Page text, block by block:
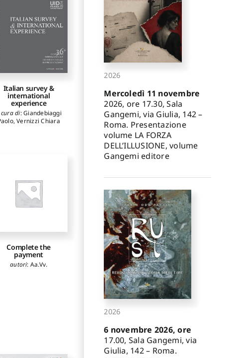
Italian survey &
international
experience
di:Giandebiaggi
,Vernizzi Chiara
Complete the
payment
autori: Aa.Vv.
2026
Mercoledì 11 novembre
2026, ore 17.30, Sala
Gangemi, via Giulia, 142 –
Roma. Presentazione
volume LA FORZA
DELL’ILLUSIONE, volume
Gangemi editore
2026
6 novembre 2026, ore
17.00, Sala Gangemi, via
Giulia, 142 – Roma.